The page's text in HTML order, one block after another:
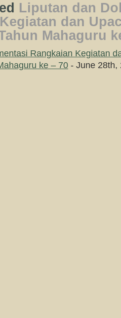
Liputan dan
dan
Mahaguru
Rangkaian Kegiatan
ke – 70 - June 28th,